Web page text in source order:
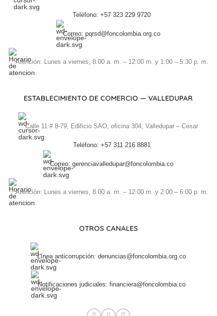
Teléfono: +57 323 229 9720
Correo: pqrsd@foncolombia.org.co
Atención: Lunes a viernes, 8:00 a. m. – 12:00 m. y 1:00 – 5:30 p. m.
ESTABLECIMIENTO DE COMERCIO — VALLEDUPAR
Calle 11 # 8-79, Edificio SAO, oficina 304, Valledupar – Cesar
Teléfono: +57 311 216 8881
Correo: gerenciavalledupar@foncolombia.co
Atención: Lunes a viernes, 8:00 a. m. – 12:00 m. y 2:00 – 6:00 p. m.
OTROS CANALES
Línea anticorrupción: denuncias@foncolombia.org.co
Notificaciones judiciales: financiera@foncolombia.co